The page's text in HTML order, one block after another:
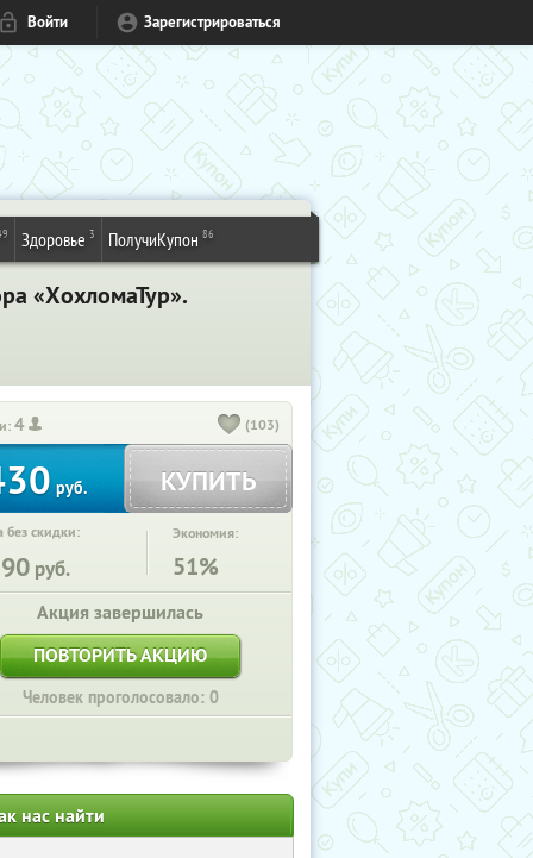
Войти Зарегистрироваться
Здоровье 3 ПолучиКупон 86
«ХохломаТур».
4 (103)
руб. КУПИТЬ
без скидки:
руб.
Экономия:
51%
Акция завершилась
ПОВТОРИТЬ АКЦИЮ
Человек проголосовало: 0
нас найти